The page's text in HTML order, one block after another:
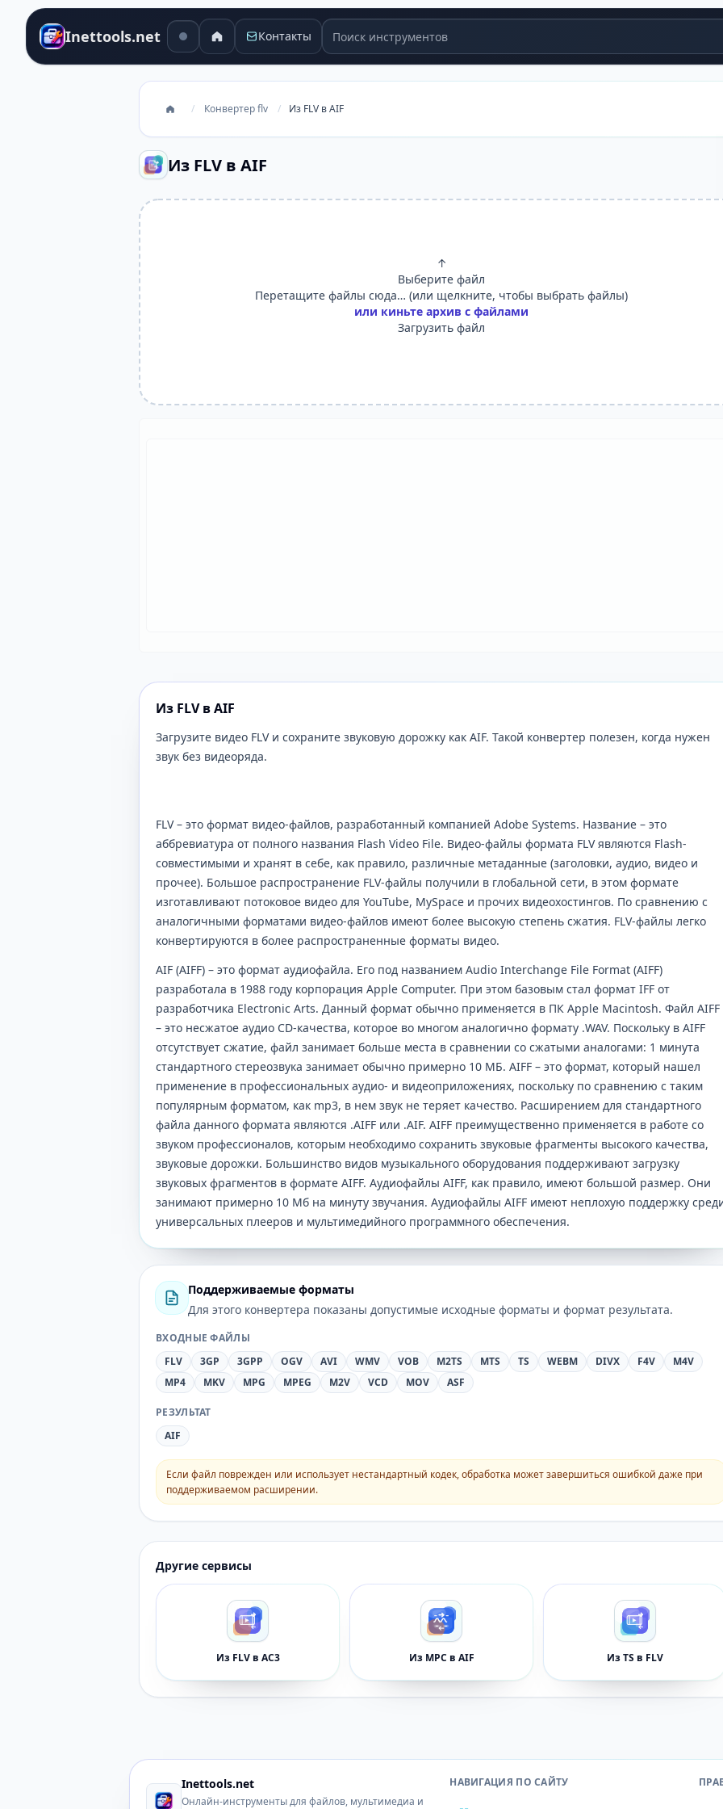
Inettools.net Контакты Поиск инструментов
/ Конвертер flv / Из FLV в AIF
Из FLV в AIF
↑
Выберите файл
Перетащите файлы сюда… (или щелкните, чтобы выбрать файлы)
или киньте архив с файлами
Загрузить файл
Из FLV в AIF
Загрузите видео FLV и сохраните звуковую дорожку как AIF. Такой конвертер полезен, когда нужен
звук без видеоряда.
FLV – это формат видео-файлов, разработанный компанией Adobe Systems. Название – это
аббревиатура от полного названия Flash Video File. Видео-файлы формата FLV являются Flash-
совместимыми и хранят в себе, как правило, различные метаданные (заголовки, аудио, видео и
прочее). Большое распространение FLV-файлы получили в глобальной сети, в этом формате
изготавливают потоковое видео для YouTube, MySpace и прочих видеохостингов. По сравнению с
аналогичными форматами видео-файлов имеют более высокую степень сжатия. FLV-файлы легко
конвертируются в более распространенные форматы видео.
AIF (AIFF) – это формат аудиофайла. Его под названием Audio Interchange File Format (AIFF)
разработала в 1988 году корпорация Apple Computer. При этом базовым стал формат IFF от
разработчика Electronic Arts. Данный формат обычно применяется в ПК Apple Macintosh. Файл AIFF
– это несжатое аудио CD-качества, которое во многом аналогично формату .WAV. Поскольку в AIFF
отсутствует сжатие, файл занимает больше места в сравнении со сжатыми аналогами: 1 минута
стандартного стереозвука занимает обычно примерно 10 МБ. AIFF – это формат, который нашел
применение в профессиональных аудио- и видеоприложениях, поскольку по сравнению с таким
популярным форматом, как mp3, в нем звук не теряет качество. Расширением для стандартного
файла данного формата являются .AIFF или .AIF. AIFF преимущественно применяется в работе со
звуком профессионалов, которым необходимо сохранить звуковые фрагменты высокого качества,
звуковые дорожки. Большинство видов музыкального оборудования поддерживают загрузку
звуковых фрагментов в формате AIFF. Аудиофайлы AIFF, как правило, имеют большой размер. Они
занимают примерно 10 Мб на минуту звучания. Аудиофайлы AIFF имеют неплохую поддержку
универсальных плееров и мультимедийного программного обеспечения.
Поддерживаемые форматы
Для этого конвертера показаны допустимые исходные форматы и формат результата.
ВХОДНЫЕ ФАЙЛЫ
FLV
3GP 3GPP OGV AVI WMV VOB M2TS MTS TS WEBM DIVX F4V
M4V
MP4
MKV MPG MPEG M2V VCD MOV ASF
РЕЗУЛЬТАТ
AIF
Если файл поврежден или использует нестандартный кодек, обработка может завершиться ошибкой даже при
поддерживаемом расширении.
Другие сервисы
Из FLV в AC3 Из MPC в AIF Из TS в FLV
Inettools.net
Онлайн-инструменты для файлов, мультимедиа и
НАВИГАЦИЯ ПО САЙТУ